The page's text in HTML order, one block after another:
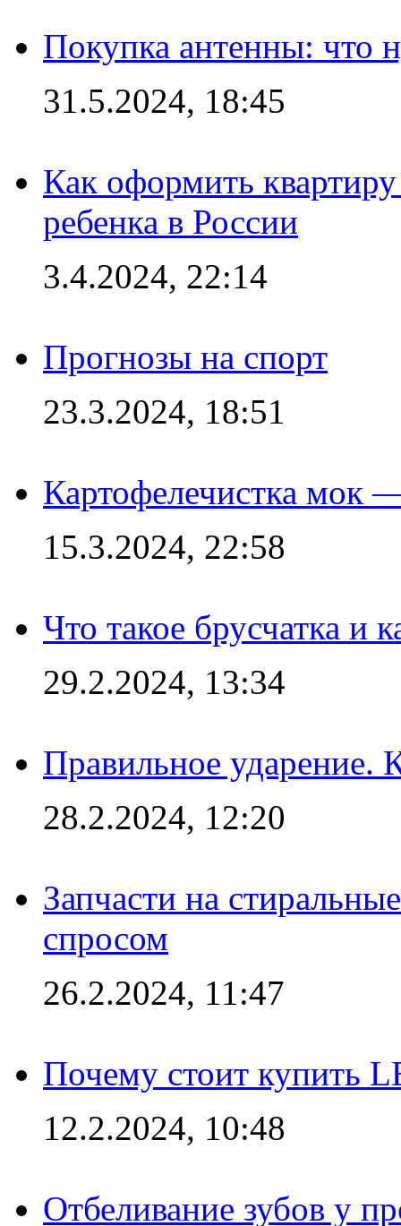
Покупка антенны: что
31.5.2024, 18:45
Как оформить
ребенка в России
3.4.2024, 22:14
Прогнозы на спорт
23.3.2024, 18:51
Картофелечистка мок
15.3.2024, 22:58
Что такое брусчатка и
29.2.2024, 13:34
Правильное ударение.
28.2.2024, 12:20
Запчасти на
спросом
26.2.2024, 11:47
Почему стоит купить
12.2.2024, 10:48
Отбеливание зубов у